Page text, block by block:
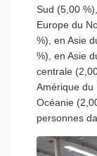
Sud (5,00
Europe du
%), en Asie
%), en Asie
centrale
Amérique du
Océanie
personnes